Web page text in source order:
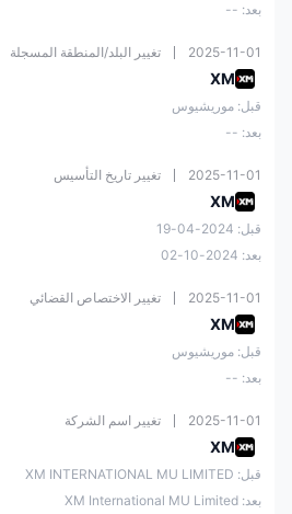
بعد: --
2025-11-01 تغيير البلد/المنطقة المسجلة
XM
قبل: موريشيوس
بعد: --
2025-11-01 تغيير تاريخ التأسيس
XM
قبل: 2024-04-19
بعد: 2024-10-02
2025-11-01 تغيير الاختصاص القضائي
XM
قبل: موريشيوس
بعد: --
2025-11-01 تغيير اسم الشركة
XM
قبل: XM INTERNATIONAL MU LIMITED
بعد: XM International MU Limited